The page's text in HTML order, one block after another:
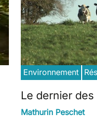
Environnement
Le dernier des
Mathurin Peschet